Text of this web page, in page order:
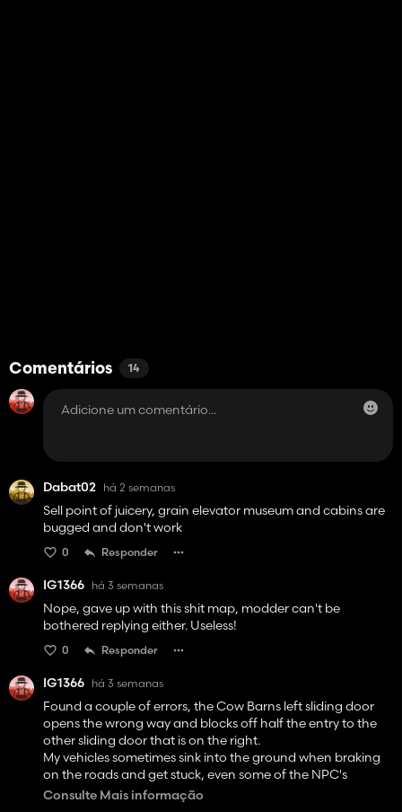
Comentários 14
Dabat02 há 2 semanas
Sell point of juicery, grain elevator museum and cabins are
bugged and don't work
0 Responder
IG1366 há 3 semanas
Nope, gave up with this shit map, modder can't be
bothered replying either. Useless!
0 Responder
IG1366 há 3 semanas
Found a couple of errors, the Cow Barns left sliding door
opens the wrong way and blocks off half the entry to the
other sliding door that is on the right.
My vehicles sometimes sink into the ground when braking
on the roads and get stuck, even some of the NPC's
walking around are sunken ankle deep into the ground.
Consulte Mais informação